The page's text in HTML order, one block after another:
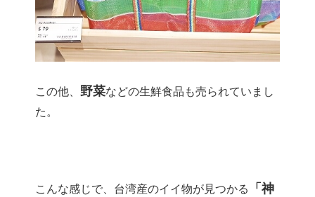
この他、 野菜などの生鮮食品も売られていまし
た。
こんな感じで、台湾産のイイ物が見つかる
「神